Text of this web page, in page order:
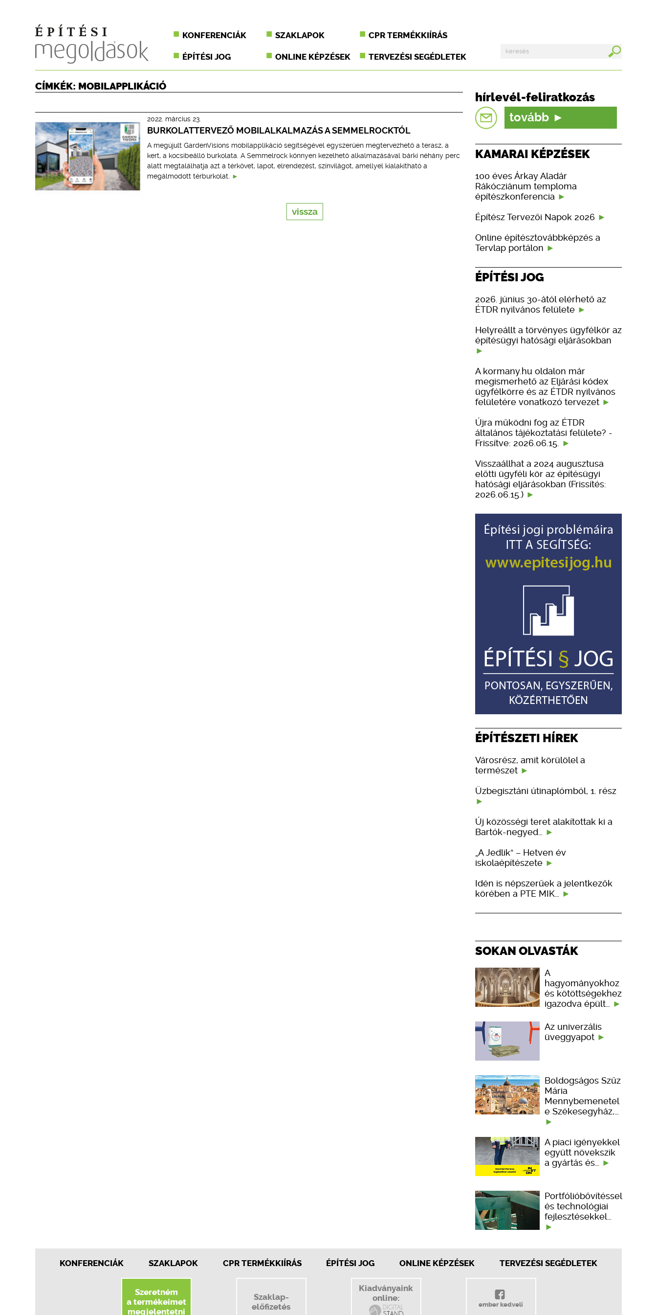
KONFERENCIÁK SZAKLAPOK CPR TERMÉKKIÍRÁS
ÉPÍTÉSI JOG ONLINE KÉPZÉSEK TERVEZÉSI SEGÉDLETEK
CÍMKÉK: MOBILAPPLIKÁCIÓ
2022. március 23.
BURKOLATTERVEZŐ MOBILALKALMAZÁS A SEMMELROCKTÓL
A megújult GardenVisions mobilapplikáció segítségével egyszerűen megtervezhető a terasz, a
kert, a kocsibeálló burkolata. A Semmelrock könnyen kezelhető alkalmazásával bárki néhány perc
alatt megtalálhatja azt a térkövet, lapot, elrendezést, színvilágot, amellyel kialakítható a
megálmodott térburkolat.
vissza
hírlevél-feliratkozás
tovább
KAMARAI KÉPZÉSEK
100 éves Árkay Aladár
Rákócziánum temploma
építészkonferencia
Építész Tervezői Napok 2026
Online építésztovábbképzés a
Tervlap portálon
ÉPÍTÉSI JOG
2026. június 30-ától elérhető az
ÉTDR nyilvános felülete
Helyreállt a törvényes ügyfélkör az
építésügyi hatósági eljárásokban
A kormany.hu oldalon már
megismerhető az Eljárási kódex
ügyfélkörre és az ÉTDR nyilvános
felületére vonatkozó tervezet
Újra működni fog az ÉTDR
általános tájékoztatási felülete? -
Frissítve: 2026.06.15.
Visszaállhat a 2024 augusztusa
előtti ügyféli kör az építésügyi
hatósági eljárásokban (Frissítés:
2026.06.15.)
ÉPÍTÉSZETI HÍREK
Városrész, amit körülölel a
természet
Üzbegisztáni útinaplómból, 1. rész
Új közösségi teret alakítottak ki a
Bartók-negyed…
„A Jedlik” – Hetven év
iskolaépítészete
Idén is népszerűek a jelentkezők
körében a PTE MIK…
SOKAN OLVASTÁK
A
hagyományokhoz
és kötöttségekhez
igazodva épült…
Az univerzális
üveggyapot
Boldogságos Szűz
Mária
Mennybemenetel
e Székesegyház,…
A piaci igényekkel
együtt növekszik
a gyártás és…
Portfólióbővítéssel
és technológiai
fejlesztésekkel…
KONFERENCIÁK SZAKLAPOK CPR TERMÉKKIÍRÁS ÉPÍTÉSI JOG ONLINE KÉPZÉSEK TERVEZÉSI SEGÉDLETEK
Szeretném
a termékeimet
megjelentetni
Szaklap-
előfizetés
Kiadványaink
online:
ember kedveli